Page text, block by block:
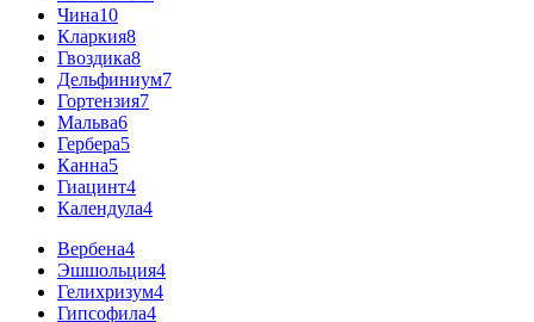
Чина10
Кларкия8
Гвоздика8
Дельфиниум7
Гортензия7
Мальва6
Гербера5
Канна5
Гиацинт4
Календула4
Вербена4
Эшшольция4
Гелихризум4
Гипсофила4